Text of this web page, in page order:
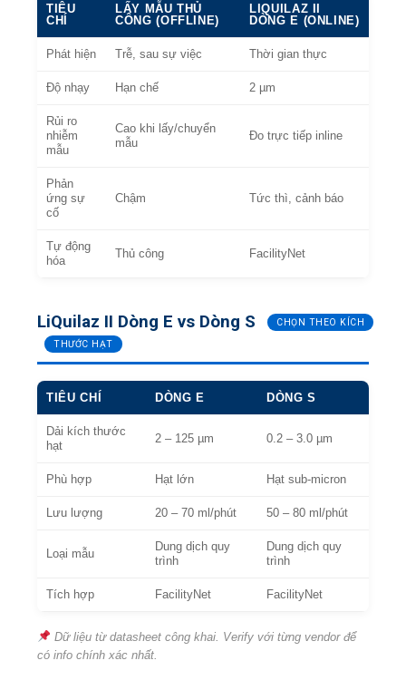
TIÊU
CHÍ
LẤY MẪU THỦ
CÔNG (OFFLINE)
LIQUILAZ II
DÒNG E (ONLINE)
Phát hiện Trễ, sau sự việc Thời gian thực
Độ nhạy Hạn chế 2 µm
Rủi ro
nhiễm
mẫu
Cao khi lấy/chuyển
mẫu
Đo trực tiếp inline
Phản
ứng sự
cố
Chậm Tức thì, cảnh báo
Tự động
hóa
Thủ công FacilityNet
LiQuilaz II Dòng E vs Dòng S
CHỌN THEO KÍCH
THƯỚC HẠT
TIÊU CHÍ DÒNG E DÒNG S
Dải kích thước
hạt
2 – 125 µm 0.2 – 3.0 µm
Phù hợp Hạt lớn Hạt sub-micron
Lưu lượng 20 – 70 ml/phút 50 – 80 ml/phút
Loại mẫu
Dung dịch quy
trình
Dung dịch quy
trình
Tích hợp FacilityNet FacilityNet
Dữ liệu từ datasheet công khai. Verify với từng vendor để
có info chính xác nhất.